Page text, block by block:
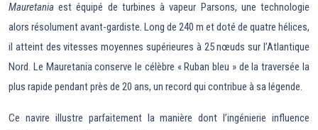
Mauretania est équipé de turbines à vapeur Parsons, une technologie
alors résolument avant-gardiste. Long de 240 m et doté de quatre hélices,
il atteint des vitesses moyennes supérieures à 25 nœuds sur l’Atlantique
Nord. Le Mauretania conserve le célèbre « Ruban bleu » de la traversée la
plus rapide pendant près de 20 ans, un record qui contribue à sa légende.
Ce navire illustre parfaitement la manière dont l’ingénierie influence